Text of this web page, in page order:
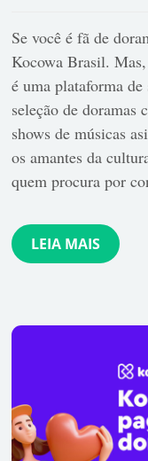
Se você é fã de
Kocowa Brasil.
é uma plataforma
seleção de doramas
shows de músicas
os amantes da
quem procura por
LEIA MAIS